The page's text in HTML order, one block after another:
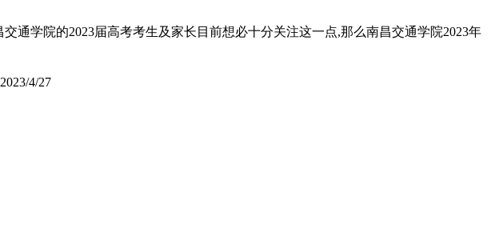
通学院的2023届高考考生及家长目前想必十分关注这一点,那么南昌交通学院2023年
2023/4/27